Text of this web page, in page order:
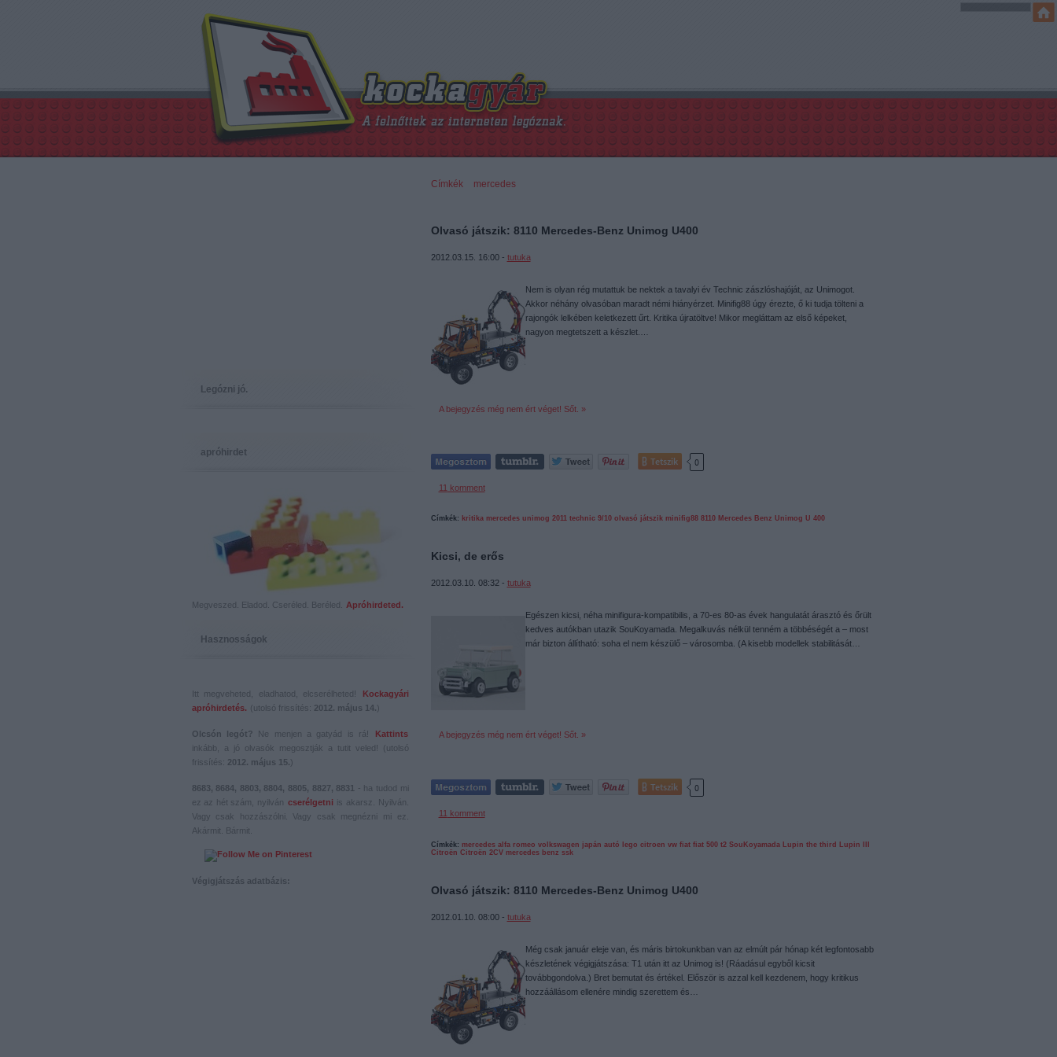
Legózni jó.
apróhirdet
Megveszed. Eladod. Cseréled. Beréled. Apróhirdeted.
Hasznosságok
Itt megveheted, eladhatod, elcserélheted!
Kockagyári
apróhirdetés. (utolsó frissítés: 2012. május 14.)
Olcsón legót? Ne menjen a gatyád is rá!
Kattints
inkább, a jó olvasók megosztják a tutit veled! (utolsó
frissítés: 2012. május 15.)
8683, 8684, 8803, 8804, 8805, 8827, 8831 - ha tudod mi
ez az hét szám, nyilván
cserélgetni
is akarsz. Nyilván.
Vagy csak hozzászólni. Vagy csak megnézni mi ez.
Akármit. Bármit.
Végigjátszás adatbázis:
Címkék» mercedes
Olvasó játszik: 8110 Mercedes-Benz Unimog U400
2012.03.15. 16:00 - tutuka
Nem is olyan rég mutattuk be nektek a tavalyi év Technic zászlóshajóját, az Unimogot.
Akkor néhány olvasóban maradt némi hiányérzet. Minifig88 úgy érezte, ő ki tudja tölteni a
rajongók lelkében keletkezett űrt. Kritika újratöltve! Mikor megláttam az első képeket,
nagyon megtetszett a készlet.…
A bejegyzés még nem ért véget! Sőt. »
Tetszik 0
11 komment
Címkék: kritika mercedes unimog 2011 technic 9/10 olvasó játszik minifig88 8110 Mercedes Benz Unimog U 400
Kicsi, de erős
2012.03.10. 08:32 - tutuka
Egészen kicsi, néha minifigura-kompatibilis, a 70-es 80-as évek hangulatát árasztó és őrült
kedves autókban utazik SouKoyamada. Megalkuvás nélkül tenném a többéségét a – most
már bizton állítható: soha el nem készülő – városomba. (A kisebb modellek stabilitását…
A bejegyzés még nem ért véget! Sőt. »
Tetszik 0
11komment
Címkék: mercedes alfa romeo volkswagen japán autó lego citroen vw fiat fiat 500 t2 SouKoyamada Lupin the third
Lupin III
Citroën Citroën 2CV mercedes benz ssk
Olvasó játszik: 8110 Mercedes-Benz Unimog U400
2012.01.10. 08:00 - tutuka
Még csak január eleje van, és máris birtokunkban van az elmúlt pár hónap két legfontosabb
készletének végigjátszása: T1 után itt az Unimog is! (Ráadásul egyből kicsit
továbbgondolva.) Bret bemutat és értékel. Először is azzal kell kezdenem, hogy kritikus
hozzáállásom ellenére mindig szerettem és…